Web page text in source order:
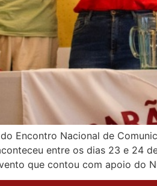
Encontro Nacional de
entre os dias 23 e 24
que contou com apoio do